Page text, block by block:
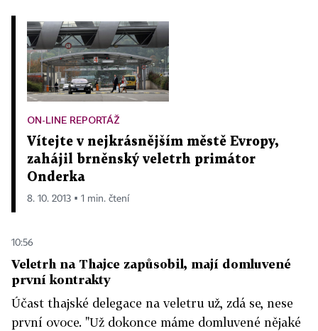
ON-LINE REPORTÁŽ
Vítejte v nejkrásnějším městě Evropy,
zahájil brněnský veletrh primátor
Onderka
8. 10. 2013 ▪ 1 min. čtení
10:56
Veletrh na Thajce zapůsobil, mají domluvené
první kontrakty
Účast thajské delegace na veletru už, zdá se, nese
první ovoce. "Už dokonce máme domluvené nějaké